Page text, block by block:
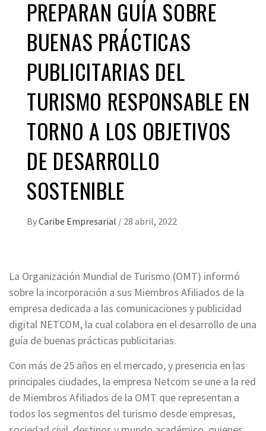
PREPARAN GUÍA SOBRE
BUENAS PRÁCTICAS
PUBLICITARIAS DEL
TURISMO RESPONSABLE EN
TORNO A LOS OBJETIVOS
DE DESARROLLO
SOSTENIBLE
ByCaribe Empresarial / 28 abril, 2022
La Organización Mundial de Turismo (OMT) informó
sobre la incorporación a sus Miembros Afiliados de la
empresa dedicada a las comunicaciones y publicidad
digital NETCOM, la cual colabora en el desarrollo de una
guía de buenas prácticas publicitarias.
Con más de 25 años en el mercado, y presencia en las
principales ciudades, la empresa Netcom se une a la red
de Miembros Afiliados de la OMT que representan a
todos los segmentos del turismo desde empresas,